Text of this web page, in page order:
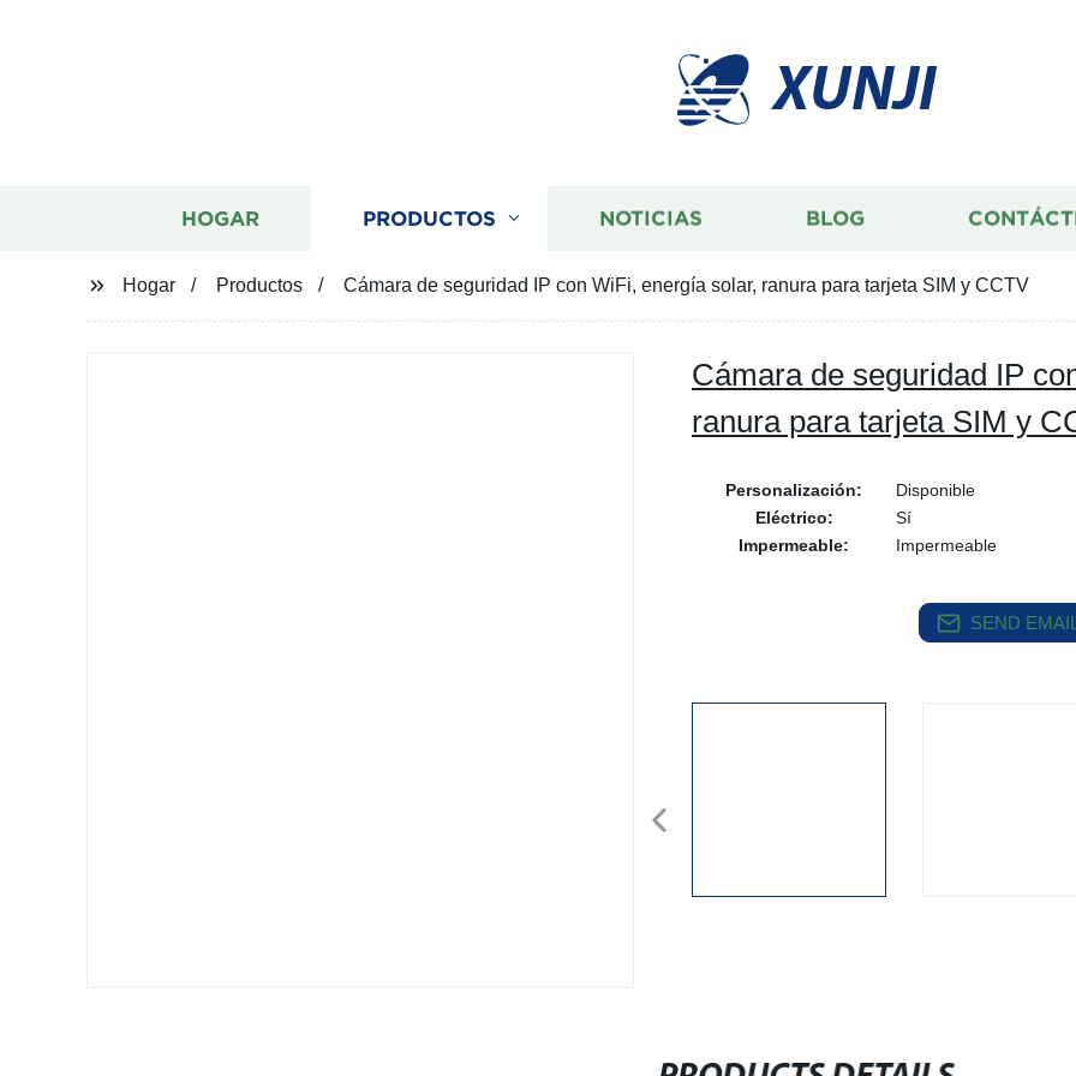
XUNJI
HOGAR PRODUCTOS NOTICIAS BLOG
Hogar Productos Cámara de seguridad IP con WiFi, energía solar, ranura para tarjeta SIM y CCTV
Cámara de seguridad IP
ranura para tarjeta SIM y
Personalización:
Disponible
Eléctrico:
Sí
Impermeable:
Impermeable
SEND